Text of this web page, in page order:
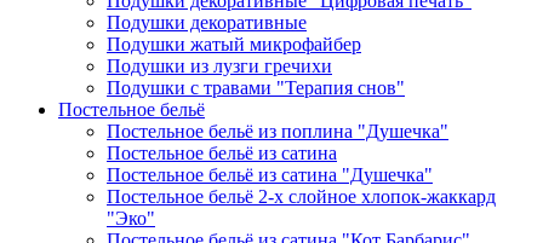
Подушки декоративные
Подушки жатый микрофайбер
Подушки из лузги гречихи
Подушки с травами "Терапия снов"
Постельное бельё
Постельное бельё из поплина "Душечка"
Постельное бельё из сатина
Постельное бельё из сатина "Душечка"
Постельное бельё 2-х слойное хлопок-жаккард
"Эко"